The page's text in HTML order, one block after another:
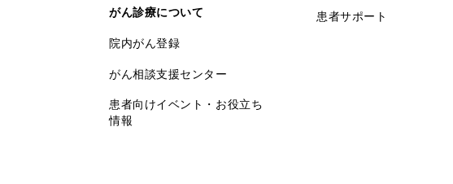
がん診療について
院内がん登録
がん相談支援センター
患者向けイベント・お役立ち
情報
患者サポート